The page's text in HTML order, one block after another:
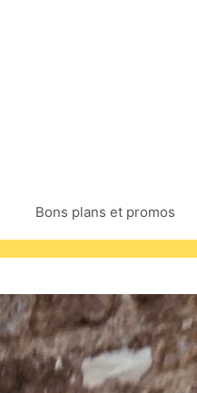
Bons plans et promos